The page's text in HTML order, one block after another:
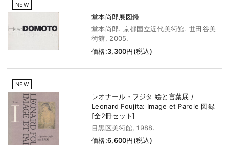
NEW
堂本尚郎展図録
堂本尚郎. 京都国立近代美術館. 世田谷美
術館, 2005.
価格:3,300円(税込)
NEW
レオナール・フジタ 絵と言葉展 /
Leonard Foujita: Image et Parole 図録
[全2冊セット]
目黒区美術館, 1988.
価格:6,600円(税込)